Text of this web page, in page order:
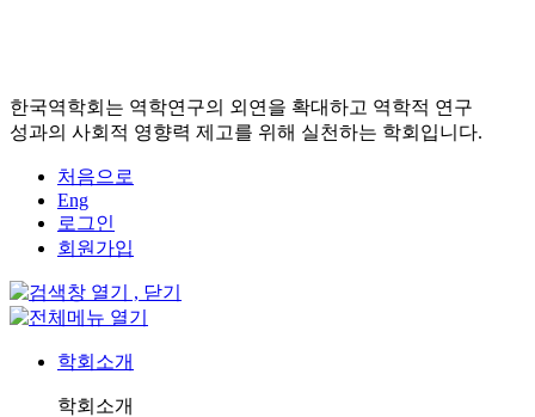
한국역학회는 역학연구의 외연을 확대하고 역학적 연구
성과의 사회적 영향력 제고를 위해 실천하는 학회입니다.
처음으로
Eng
로그인
회원가입
학회소개
학회소개